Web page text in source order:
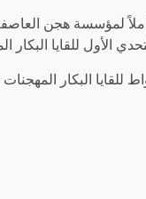
لمؤسسة هجن
للقايا البكار